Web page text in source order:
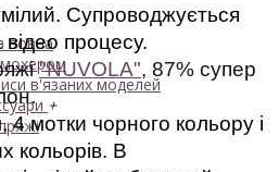
в'язаних моделей
+
Супроводжується
процесу.
"NUVOLA", 87% супер
мотки чорного кольору і
кольорів. В